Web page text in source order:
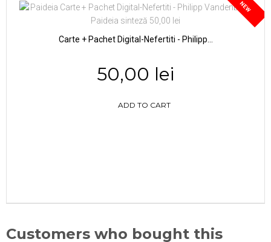
NEW
Carte + Pachet Digital-Nefertiti - Philipp...
50,00 lei
ADD TO CART
Customers who bought this